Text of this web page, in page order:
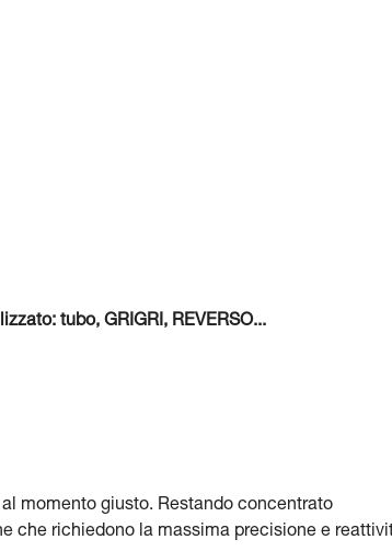
tubo, GRIGRI, REVERSO...
momento giusto. Restando concentrato
che richiedono la massima precisione e